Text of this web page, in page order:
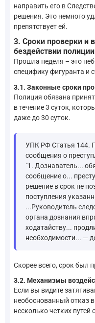
направить его в
решения. Это немного
препятствует ей.
3. Сроки проверки и
бездействии полиции
Прошла неделя – это
специфику фигуранта и
3.1. Законные сроки
Полиция обязана
в течение 3 суток,
даже до 30 суток.
УПК РФ Статья 144.
сообщения о
"1. Дознаватель...
сообщение о...
решение в срок не
поступления
...Руководитель
органа дознания
ходатайству...
необходимости... —
Скорее всего, срок был
3.2. Механизмы
Если вы видите
необоснованный отказ
несколько четких